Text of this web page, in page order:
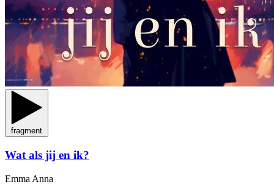
fragment
Wat als jij en ik?
Emma Anna